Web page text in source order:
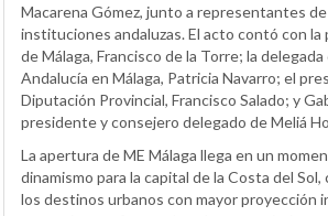
Macarena Gómez, junto a representantes
instituciones andaluzas. El acto contó con la
de Málaga, Francisco de la Torre; la
Andalucía en Málaga, Patricia Navarro; el
Diputación Provincial, Francisco Salado; y
presidente y consejero delegado de Meliá
La apertura de ME Málaga llega en un
dinamismo para la capital de la Costa del
los destinos urbanos con mayor proyección